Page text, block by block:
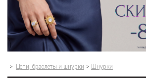
> Цепи, браслеты и шнурки > Шнурки